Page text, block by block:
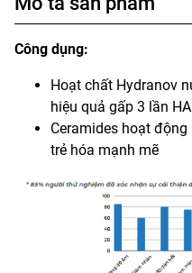
Công dụng:
Hoạt chất Hydranov
hiệu quả gấp 3 lần HA
Ceramides hoạt
trẻ hóa mạnh mẽ